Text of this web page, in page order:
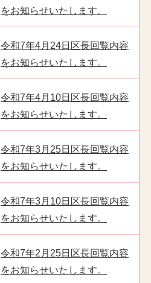
をお知らせいたします。
令和7年4月24日区長回覧内容
をお知らせいたします。
令和7年4月10日区長回覧内容
をお知らせいたします。
令和7年3月25日区長回覧内容
をお知らせいたします。
令和7年3月10日区長回覧内容
をお知らせいたします。
令和7年2月25日区長回覧内容
をお知らせいたします。